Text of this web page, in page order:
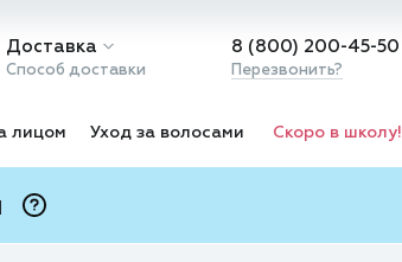
Доставка
Способ доставки
8 (800) 200-45-50
Перезвонить?
лицом Уход за волосами Скоро в школу!